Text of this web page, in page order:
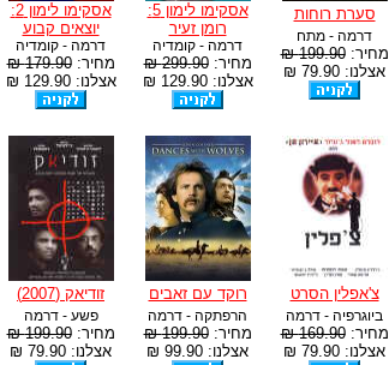
סערת רוחות
דרמה - מתח
מחיר:199.90 ₪
אצלנו: 79.90 ₪
אסקימו לימון 5:
רומן זעיר
דרמה - קומדיה
מחיר:299.90 ₪
אצלנו: 129.90 ₪
אסקימו לימון 2:
יוצאים קבוע
דרמה - קומדיה
מחיר:179.90 ₪
אצלנו: 129.90 ₪
צ'אפלין הסרט
ביוגרפיה - דרמה
מחיר:169.90 ₪
אצלנו: 79.90 ₪
רוקד עם זאבים
הרפתקה - דרמה
מחיר:199.90 ₪
אצלנו: 99.90 ₪
זודיאק (2007)
פשע - דרמה
מחיר:199.90 ₪
אצלנו: 79.90 ₪